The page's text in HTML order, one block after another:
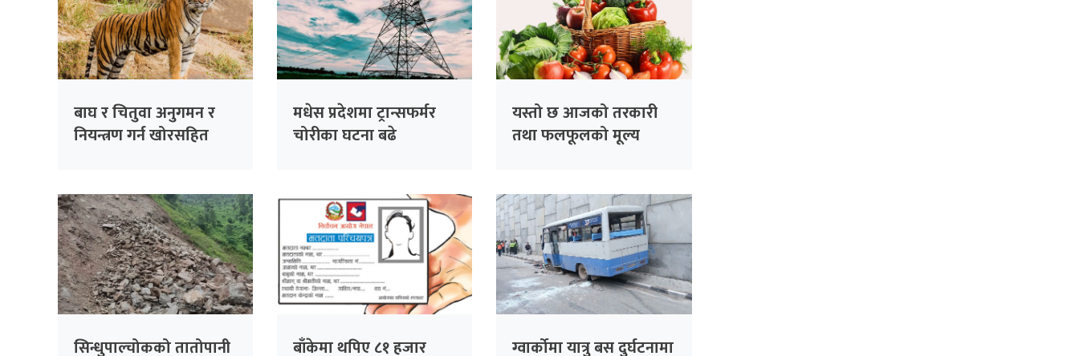
बाघ र चितुवा अनुगमन र
नियन्त्रण गर्न खोरसहित
मधेस प्रदेशमा ट्रान्सफर्मर
चोरीका घटना बढे
यस्तो छ आजको तरकारी
तथा फलफूलको मूल्य
सिन्धुपाल्चोकको तातोपानी बाँकेमा थपिए ८१ हजार ग्वार्कोमा यात्रु बस दुर्घटनामा